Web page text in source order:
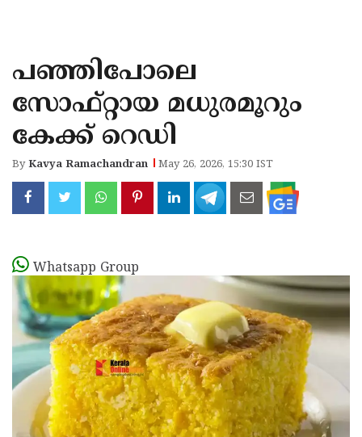
KANNUR
KASARAGOD
പഞ്ഞിപോലെ
സോഫ്റ്റായ മധുരമൂറും
കേക്ക് റെഡി
ByKavya Ramachandran May 26, 2026, 15:30 IST
Whatsapp Group